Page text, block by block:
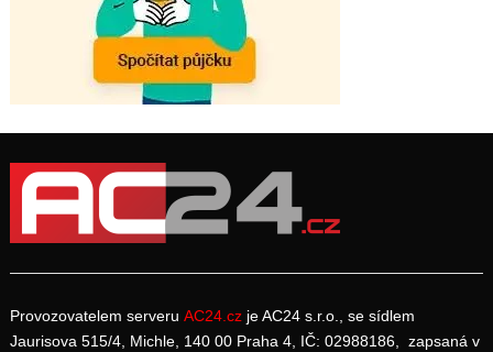
Provozovatelem serveru AC24.cz je AC24 s.r.o., se sídlem
Jaurisova 515/4, Michle, 140 00 Praha 4, IČ: 02988186, zapsaná v